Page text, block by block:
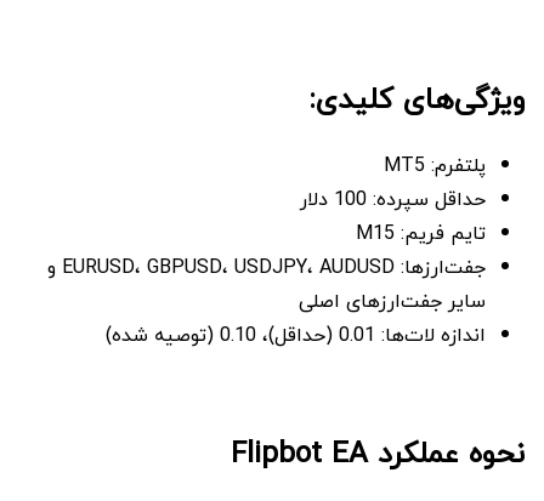
ویژگی‌های کلیدی:
پلتفرم: MT5
حداقل سپرده: 100 دلار
تایم فریم: M15
جفت‌ارزها: EURUSD، GBPUSD، USDJPY، AUDUSD و
سایر جفت‌ارزهای اصلی
اندازه لات‌ها: 0.01 (حداقل)، 0.10 (توصیه شده)
نحوه عملکرد Flipbot EA